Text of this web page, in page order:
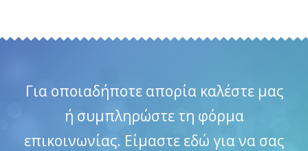
Για οποιαδήποτε απορία καλέστε μας
ή συμπληρώστε τη φόρμα
επικοινωνίας. Είμαστε εδώ για να σας